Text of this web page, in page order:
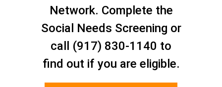
Contáctenos
Red de Asistencia Social de
Staten Island
Network. Complete the
Social Needs Screening or
call (917) 830-1140 to
find out if you are eligible.